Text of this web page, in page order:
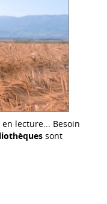
lecture... Besoin
sont